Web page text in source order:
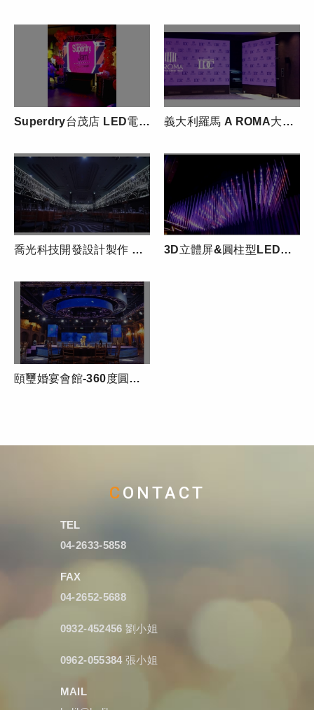
Superdry台茂店 LED電視牆租賃 義大利羅馬 A ROMA大飯店-室內超大LED電視牆
喬光科技開發設計製作 亞洲宴會廳超大室內環繞高解析異形-新莊頤品大飯店 3D立體屏&圓柱型LED電視牆
頤璽婚宴會館-360度圓形雙層升降LED螢幕
CONTACT
TEL
04-2633-5858
FAX
04-2652-5688
0932-452456 劉小姐
0962-055384張小姐
MAIL